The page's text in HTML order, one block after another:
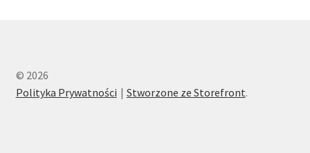
© 2026
Polityka Prywatności
Stworzone ze Storefront.